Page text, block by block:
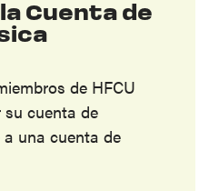
Cuenta de
de HFCU
su cuenta de
a una cuenta de